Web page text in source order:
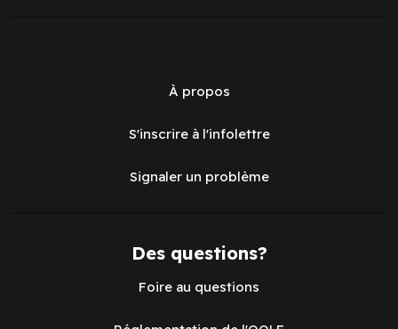
À propos
S'inscrire à l'infolettre
Signaler un problème
Des questions?
Foire au questions